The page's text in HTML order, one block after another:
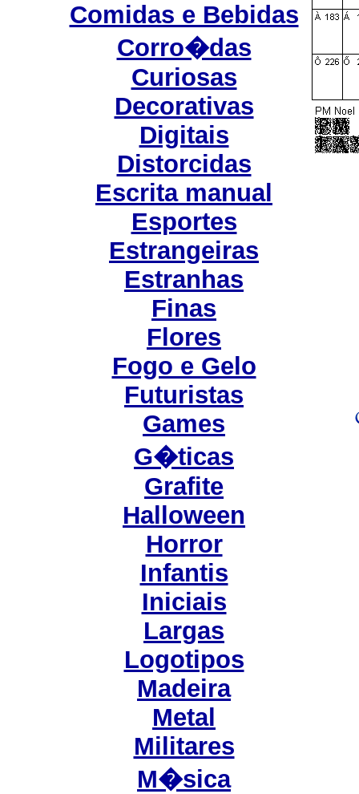
Comidas e Bebidas
Corro�das
Curiosas
Decorativas
Digitais
Distorcidas
Escrita manual
Esportes
Estrangeiras
Estranhas
Finas
Flores
Fogo e Gelo
Futuristas
Games
G�ticas
Grafite
Halloween
Horror
Infantis
Iniciais
Largas
Logotipos
Madeira
Metal
Militares
M�sica